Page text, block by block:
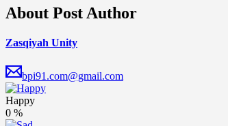
About Post Author
Zasqiyah Unity
bpi91.com@gmail.com
Happy
0 %